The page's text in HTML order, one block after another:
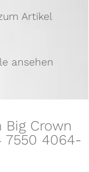
Artikel
ansehen
Big Crown
7550 4064-